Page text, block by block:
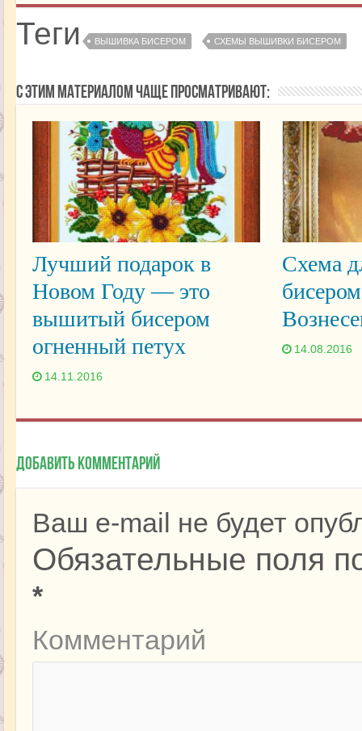
Теги ВЫШИВКА БИСЕРОМ СХЕМЫ ВЫШИВКИ БИСЕРОМ
С этим материалом чаще просматривают:
Лучший подарок в
Новом Году — это
вышитый бисером
огненный петух
14.11.2016
Схема
14.08.2016
Добавить комментарий
Ваш e-mail не будет
Обязательные поля
*
Комментарий